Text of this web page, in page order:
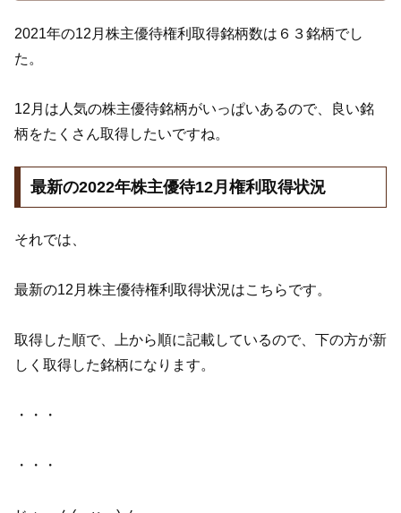
2021年の12月株主優待権利取得銘柄数は６３銘柄でし
た。
12月は人気の株主優待銘柄がいっぱいあるので、良い銘
柄をたくさん取得したいですね。
最新の2022年株主優待12月権利取得状況
それでは、
最新の12月株主優待権利取得状況はこちらです。
取得した順で、上から順に記載しているので、下の方が新
しく取得した銘柄になります。
・・・
・・・